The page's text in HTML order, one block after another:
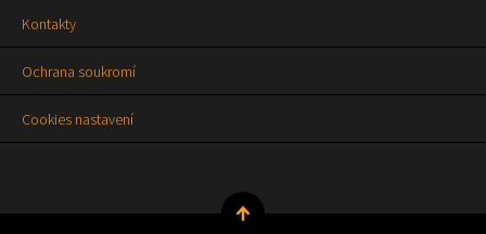
Kontakty
Ochrana soukromí
Cookies nastavení